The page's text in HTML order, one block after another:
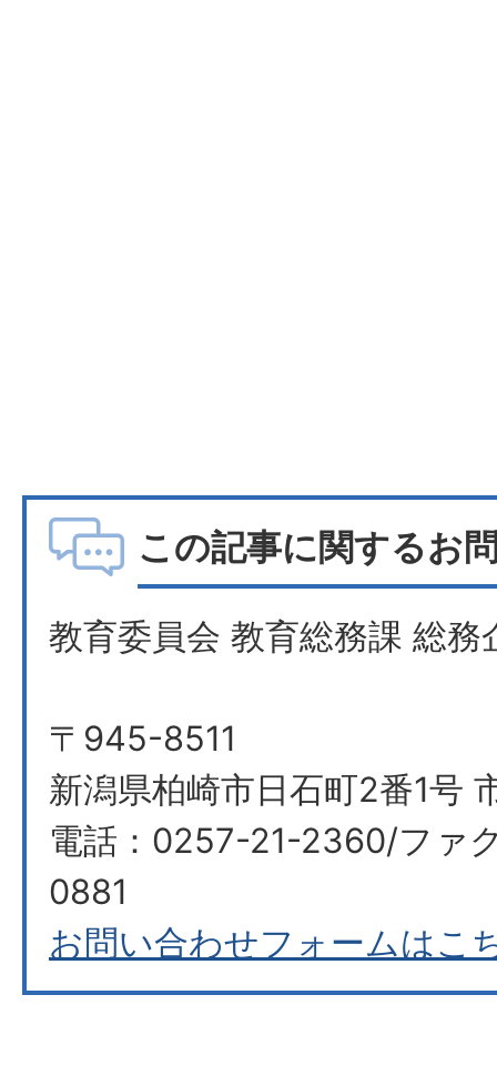
この記事に関するお
教育委員会 教育総務課 総務
〒945-8511
新潟県柏崎市日石町2番1号
電話：0257-21-2360/ファ
0881
お問い合わせフォームはこ